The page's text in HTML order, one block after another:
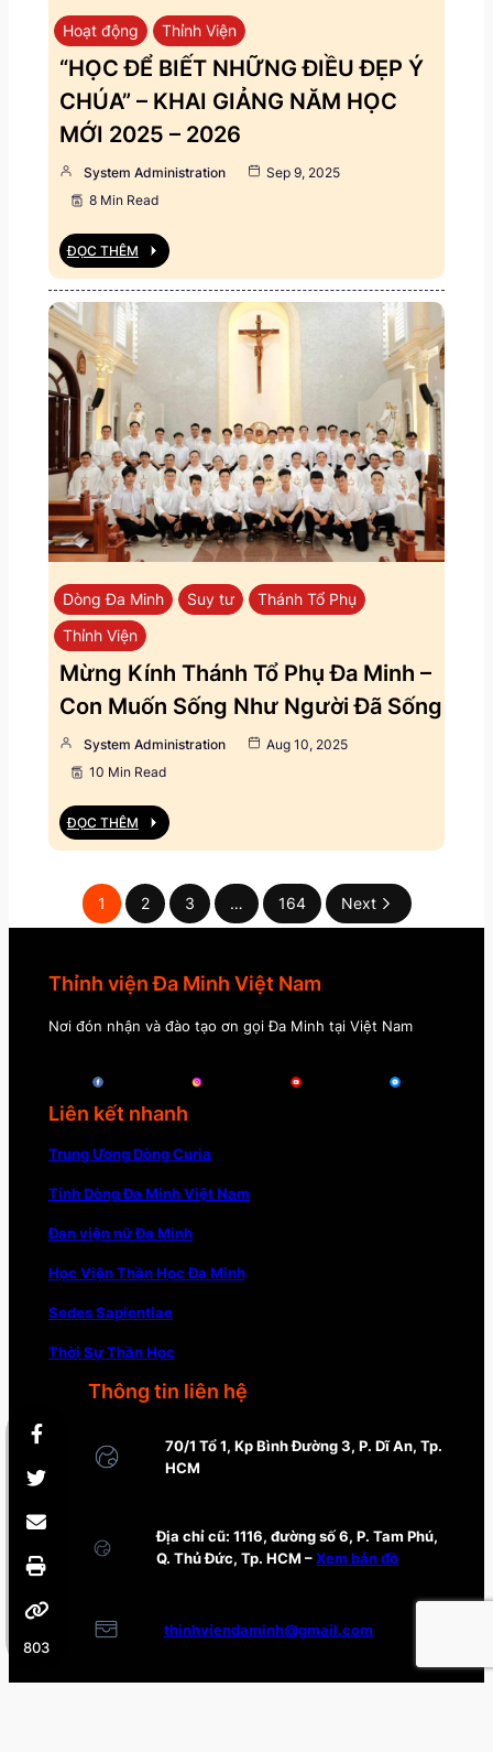
Hoạt động Thỉnh Viện
“HỌC ĐỂ BIẾT NHỮNG ĐIỀU ĐẸP Ý
CHÚA” – KHAI GIẢNG NĂM HỌC
MỚI 2025 – 2026
System Administration
Sep 9, 2025
8 Min Read
ĐỌC THÊM
Dòng Đa Minh Suy tư
Thánh Tổ Phụ
Thỉnh Viện
Mừng Kính Thánh Tổ Phụ Đa Minh –
Con Muốn Sống Như Người Đã Sống
System Administration
Aug 10, 2025
10 Min Read
ĐỌC THÊM
1 2 3 … 164 Next
Thỉnh viện Đa Minh Việt Nam
Nơi đón nhận và đào tạo ơn gọi Đa Minh tại Việt Nam
Liên kết nhanh
Trung Ương Dòng Curia
Tỉnh Dòng Đa Minh Việt Nam
Đan viện nữ Đa Minh
Học Viện Thần Học Đa Minh
Sedes Sapientiae
Thời Sự Thần Học
Thông tin liên hệ
70/1 Tổ 1, Kp Bình Đường 3, P. Dĩ An, Tp.
HCM
Địa chỉ cũ: 1116, đường số 6, P. Tam Phú,
Q. Thủ Đức, Tp. HCM –Xem bản đồ
thinhviendaminh@gmail.com
803